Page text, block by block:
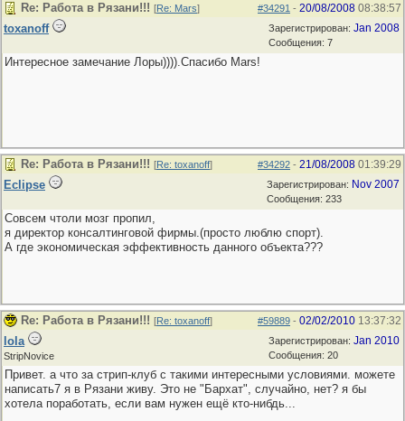
#34291 - 20/08/2008 08:38:57
Re: Работа в Рязани!!! [Re: Mars]
Зарегистрирован: Jan 2008
Сообщения: 7
toxanoff
Интересное замечание Лоры)))).Спасибо Mars!
#34292 - 21/08/2008 01:39:29
Re: Работа в Рязани!!! [Re: toxanoff]
Зарегистрирован: Nov 2007
Сообщения: 233
Eclipse
Совсем чтоли мозг пропил,
я директор консалтинговой фирмы.(просто люблю спорт).
А где экономическая эффективность данного объекта???
#59889 - 02/02/2010 13:37:32
Re: Работа в Рязани!!! [Re: toxanoff]
Зарегистрирован: Jan 2010
Сообщения: 20
lola
StripNovice
Привет. а что за стрип-клуб с такими интересными условиями. можете
написать7 я в Рязани живу. Это не "Бархат", случайно, нет? я бы
хотела поработать, если вам нужен ещё кто-нибдь...